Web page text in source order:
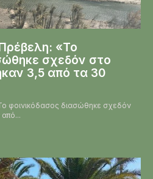
«Το
σχεδόν στο
3,5 από τα 30
φοινικόδασος διασώθηκε σχεδόν